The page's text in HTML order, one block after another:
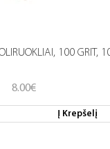
100 GRIT,
8.00€
Į Krepšelį